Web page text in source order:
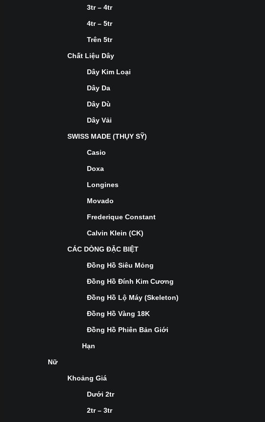
3tr – 4tr
4tr – 5tr
Trên 5tr
Chất Liệu Dây
Dây Kim Loại
Dây Da
Dây Dù
Dây Vải
SWISS MADE (THỤY SỸ)
Casio
Doxa
Longines
Movado
Frederique Constant
Calvin Klein (CK)
CÁC DÒNG ĐẶC BIỆT
Đồng Hồ Siêu Mỏng
Đồng Hồ Đính Kim Cương
Đồng Hồ Lộ Máy (Skeleton)
Đồng Hồ Vàng 18K
Đồng Hồ Phiên Bản Giới
Hạn
Nữ
Khoảng Giá
Dưới 2tr
2tr – 3tr